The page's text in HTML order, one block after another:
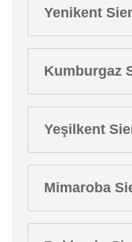
Yenikent
Kumburgaz
Yeşilkent
Mimaroba